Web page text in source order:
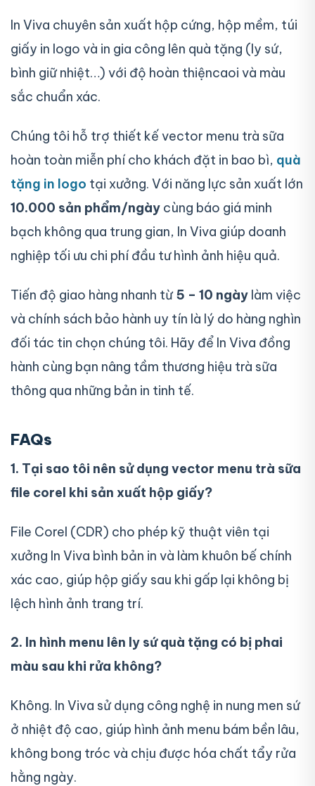
In Viva chuyên sản xuất hộp cứng, hộp mềm, túi
giấy in logo và in gia công lên quà tặng (ly sứ,
bình giữ nhiệt…) với độ hoàn thiệncaoi và màu
sắc chuẩn xác.
Chúng tôi hỗ trợ thiết kế vector menu trà sữa
hoàn toàn miễn phí cho khách đặt in bao bì, quà
tặng in logo tại xưởng. Với năng lực sản xuất lớn
10.000 sản phẩm/ngày cùng báo giá minh
bạch không qua trung gian, In Viva giúp doanh
nghiệp tối ưu chi phí đầu tư hình ảnh hiệu quả.
Tiến độ giao hàng nhanh từ5 – 10 ngày làm việc
và chính sách bảo hành uy tín là lý do hàng nghìn
đối tác tin chọn chúng tôi. Hãy để In Viva đồng
hành cùng bạn nâng tầm thương hiệu trà sữa
thông qua những bản in tinh tế.
FAQs
1. Tại sao tôi nên sử dụng vector menu trà sữa
file corel khi sản xuất hộp giấy?
File Corel (CDR) cho phép kỹ thuật viên tại
xưởng In Viva bình bản in và làm khuôn bế chính
xác cao, giúp hộp giấy sau khi gấp lại không bị
lệch hình ảnh trang trí.
2. In hình menu lên ly sứ quà tặng có bị phai
màu sau khi rửa không?
Không. In Viva sử dụng công nghệ in nung men sứ
ở nhiệt độ cao, giúp hình ảnh menu bám bền lâu,
không bong tróc và chịu được hóa chất tẩy rửa
hằng ngày.